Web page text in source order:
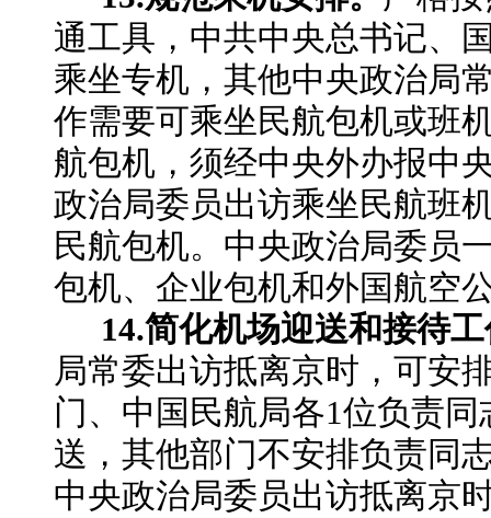
通工具，中共中央总书记、
乘坐专机，其他中央政治局
作需要可乘坐民航包机或班
航包机，须经中央外办报中
政治局委员出访乘坐民航班
民航包机。中央政治局委员
包机、企业包机和外国航空
14.简化机场迎送和接待
局常委出访抵离京时，可安
门、中国民航局各1位负责同
送，其他部门不安排负责同
中央政治局委员出访抵离京